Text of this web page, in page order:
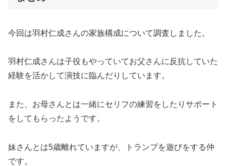
今回は羽村仁成さんの家族構成について調査しました。
羽村仁成さんは子役もやっていてお父さんに反抗していた
経験を活かして演技に臨んだりしています。
また、お母さんとは一緒にセリフの練習をしたりサポート
をしてもらったようです。
妹さんとは5歳離れていますが、トランプを遊びをする仲
です。